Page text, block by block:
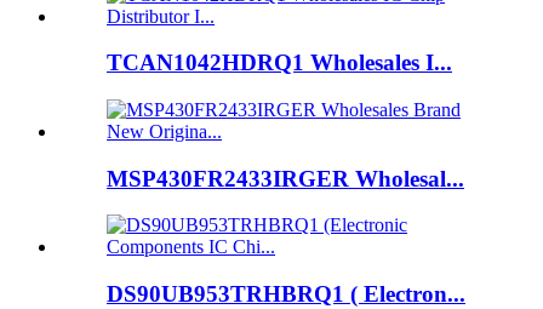
TCAN1042HDRQ1 Wholesales I...
MSP430FR2433IRGER Wholesal...
DS90UB953TRHBRQ1 ( Electron...